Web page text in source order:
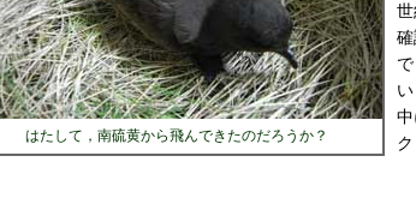
はたして，南硫黄から飛んできたのだろうか？